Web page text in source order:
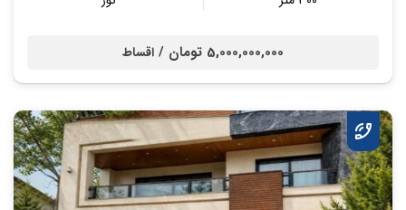
5,000,000,000 تومان / اقساط